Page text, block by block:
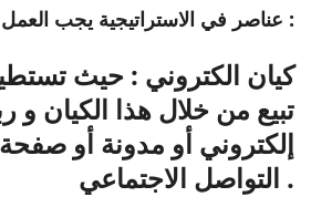
عناصر في الاستراتيجية يجب العمل عليها و هي :
كيان الكتروني : حيث
تبيع من خلال هذا الكيان و
إلكتروني أو مدونة أو
التواصل الاجتماعي .